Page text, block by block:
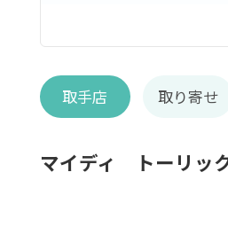
取手店 取り寄せ
マイディ トーリッ